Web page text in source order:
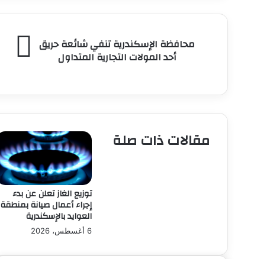
الإسكندرية
المولات
المتداول
محافظة الإسكندرية تنفي شائعة حريق
أحد المولات التجارية المتداول
مقالات ذات صلة
توزيع الغاز تعلن عن بدء
إجراء أعمال صيانة بمنطقة
العوايد بالإسكندرية
6 أغسطس، 2026